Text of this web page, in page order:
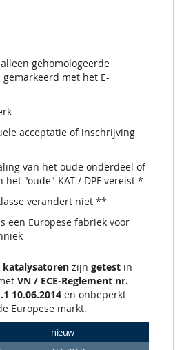
gehomologeerde
met het E-
acceptatie of inschrijving
van het oude onderdeel of
het "oude" KAT / DPF vereist *
verandert niet **
een Europese fabriek voor
zijn getest in
VN / ECE-Reglement nr.
10.06.2014 en onbeperkt
Europese markt.
nieuw